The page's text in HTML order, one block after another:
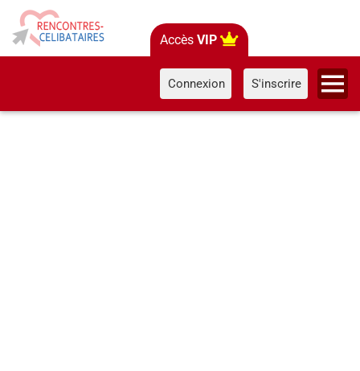
Accès VIP
Connexion S'inscrire